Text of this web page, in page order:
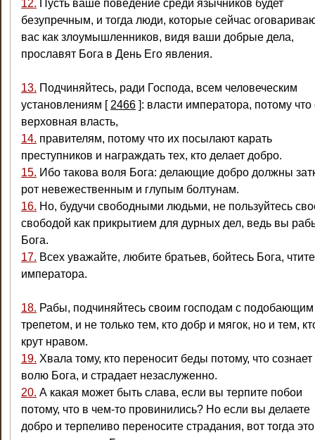
12. Пусть ваше поведение среди язычников будет
безупречным, и тогда люди, которые сейчас
вас как злоумышленников, видя ваши добрые дела,
прославят Бога в День Его явления.
13. Подчиняйтесь, ради Господа, всем человеческим
установлениям [ 2466 ]: власти императора, потому что
верховная власть,
14. правителям, потому что их посылают карать
преступников и награждать тех, кто делает добро.
15. Ибо такова воля Бога: делающие добро должны
рот невежественным и глупым болтунам.
16. Но, будучи свободными людьми, не пользуйтесь
свободой как прикрытием для дурных дел, ведь вы
Бога.
17. Всех уважайте, любите братьев, бойтесь Бога, чтите
императора.
18. Рабы, подчиняйтесь своим господам с подобающим
трепетом, и не только тем, кто добр и мягок, но и тем,
крут нравом.
19. Хвала тому, кто переносит беды потому, что сознает
волю Бога, и страдает незаслуженно.
20. А какая может быть слава, если вы терпите побои
потому, что в чем‑то провинились? Но если вы делаете
добро и терпеливо переносите страдания, вот тогда это